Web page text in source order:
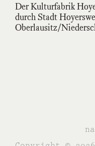
Der Kulturfabrik
durch Stadt
Oberlausitz/